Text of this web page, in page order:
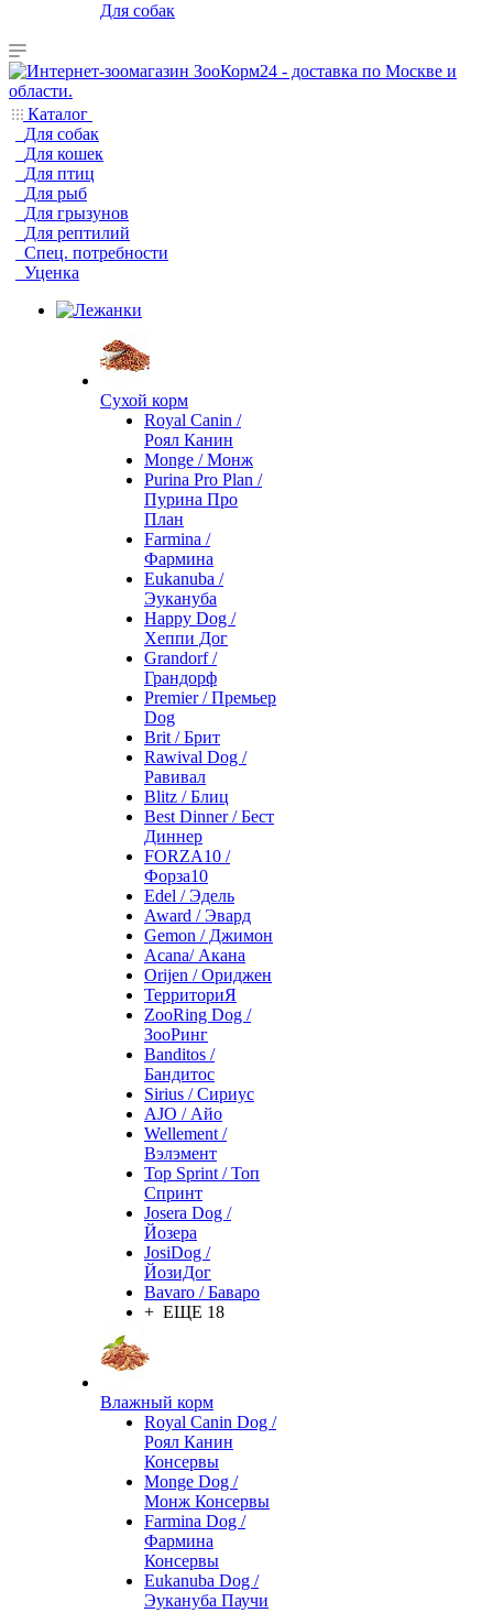
Для собак
Каталог
Для собак
Для кошек
Для птиц
Для рыб
Для грызунов
Для рептилий
Спец. потребности
Уценка
Сухой корм
Royal Canin /
Роял Канин
Monge / Монж
Purina Pro Plan /
Пурина Про
План
Farmina /
Фармина
Eukanuba /
Эукануба
Happy Dog /
Хеппи Дог
Grandorf /
Грандорф
Premier / Премьер
Dog
Brit / Брит
Rawival Dog /
Равивал
Blitz / Блиц
Best Dinner / Бест
Диннер
FORZA10 /
Форза10
Edel / Эдель
Award / Эвард
Gemon / Джимон
Acana/ Акана
Orijen / Ориджен
ТерриториЯ
ZooRing Dog /
ЗооРинг
Banditos /
Бандитос
Sirius / Сириус
AJO / Айо
Wellement /
Вэлэмент
Top Sprint / Топ
Спринт
Josera Dog /
Йозера
JosiDog /
ЙозиДог
Bavaro / Баваро
+ ЕЩЕ 18
Влажный корм
Royal Canin Dog /
Роял Канин
Консервы
Monge Dog /
Монж Консервы
Farmina Dog /
Фармина
Консервы
Eukanuba Dog /
Эукануба Паучи